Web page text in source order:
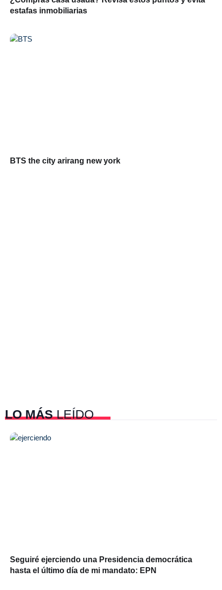
estafas inmobiliarias
BTS the city arirang new york
LO MÁSLEÍDO
Seguiré ejerciendo una Presidencia democrática
hasta el último día de mi mandato: EPN